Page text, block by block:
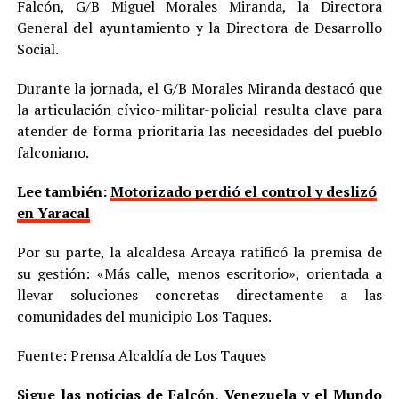
Falcón, G/B Miguel Morales Miranda, la Directora
General del ayuntamiento y la Directora de Desarrollo
Social.
Durante la jornada, el G/B Morales Miranda destacó que
la articulación cívico-militar-policial resulta clave para
atender de forma prioritaria las necesidades del pueblo
falconiano.
Lee también:Motorizado perdió el control y deslizó
en Yaracal
Por su parte, la alcaldesa Arcaya ratificó la premisa de
su gestión: «Más calle, menos escritorio», orientada a
llevar soluciones concretas directamente a las
comunidades del municipio Los Taques.
Fuente: Prensa Alcaldía de Los Taques
Sigue las noticias de Falcón, Venezuela y el Mundo